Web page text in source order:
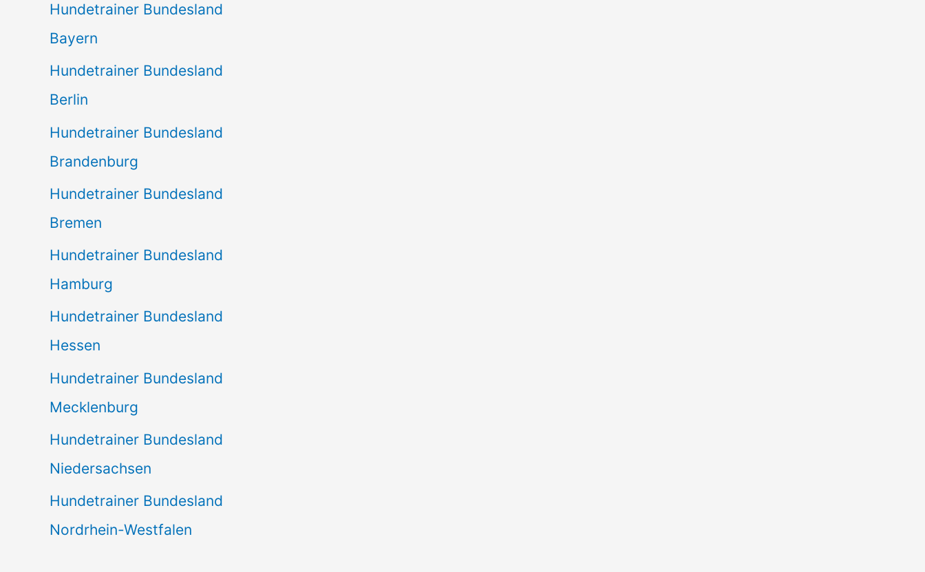
Hundetrainer Bundesland
Bayern
Hundetrainer Bundesland
Berlin
Hundetrainer Bundesland
Brandenburg
Hundetrainer Bundesland
Bremen
Hundetrainer Bundesland
Hamburg
Hundetrainer Bundesland
Hessen
Hundetrainer Bundesland
Mecklenburg
Hundetrainer Bundesland
Niedersachsen
Hundetrainer Bundesland
Nordrhein-Westfalen